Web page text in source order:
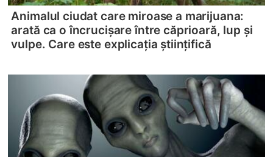
Animalul ciudat care miroase a marijuana:
arată ca o încrucișare între căprioară, lup și
vulpe. Care este explicația științifică